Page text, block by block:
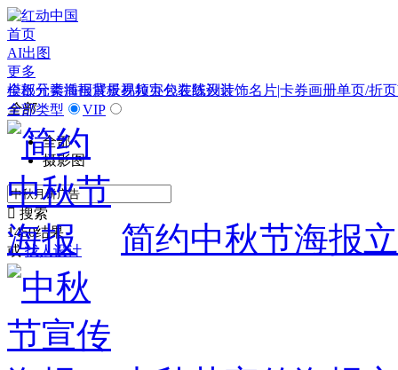
首页
AI出图
更多
模板元素插画背景视频办公在线设计
全部
全部
摄影图
 搜索
1450结果
或 找人设计
全部分类海报展板易拉宝包装陈列装饰名片|卡券画册单页/折页
全部类型
VIP
简约中秋节海报